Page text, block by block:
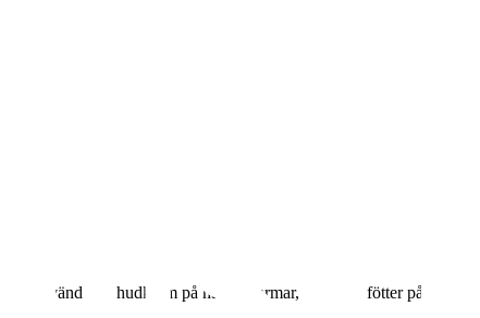
Använd inte hudkräm på händer, armar, ben eller fötter på